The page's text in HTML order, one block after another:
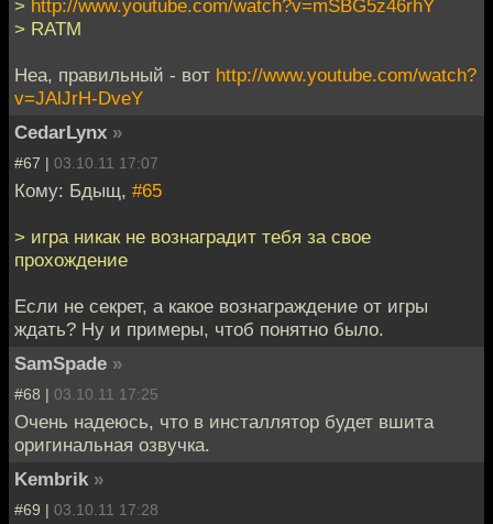
> http://www.youtube.com/watch?v=mSBG5z46rhY
> RATM
Неа, правильный - вот http://www.youtube.com/watch?
v=JAlJrH-DveY
CedarLynx »
#67 | 03.10.11 17:07
Кому: Бдыщ, #65
> игра никак не вознаградит тебя за свое
прохождение
Если не секрет, а какое вознаграждение от игры
ждать? Ну и примеры, чтоб понятно было.
SamSpade »
#68 | 03.10.11 17:25
Очень надеюсь, что в инсталлятор будет вшита
оригинальная озвучка.
Kembrik »
#69 | 03.10.11 17:28